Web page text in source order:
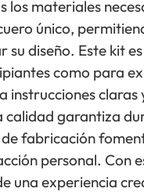
los materiales
único,
su diseño. Este kit
como para
instrucciones claras
calidad garantiza
fabricación
personal. Con
una experiencia